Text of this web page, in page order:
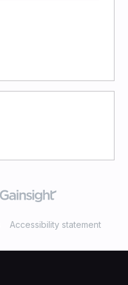
Accessibility statement